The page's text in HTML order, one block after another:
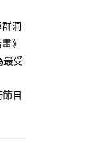
洞
》
最受
目